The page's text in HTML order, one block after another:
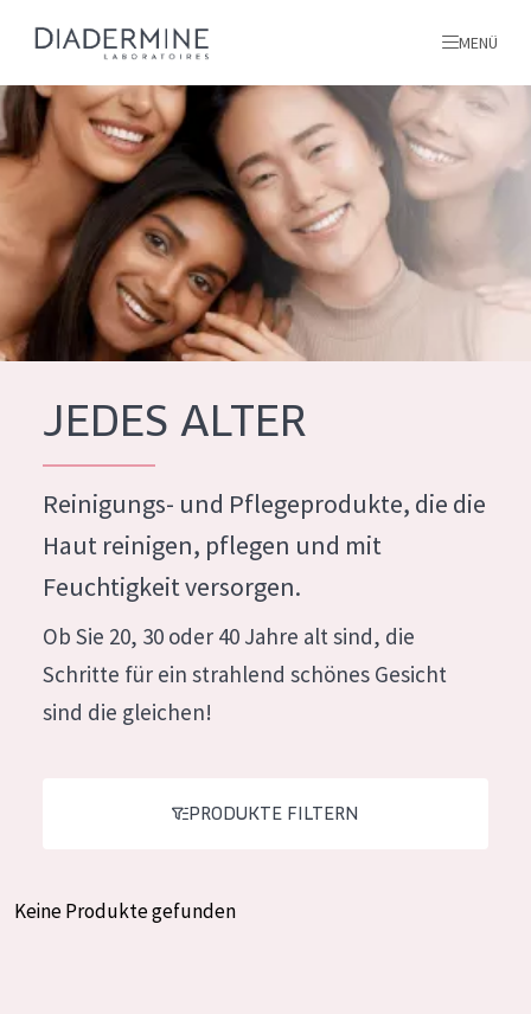
PRODUKTTYP
Feuchtigkeit und Ausstrahlung
Faltenreduzierung
Hautregeneration
Hautstraffung
ALLE PRODUKTE
Alle produkte
MENÜ
Startseite
inhaltsstoffe
Über uns
Inspiration
Kontakt
French
Greek
JEDES ALTER
Reinigungs- und Pflegeprodukte, die die
Haut reinigen, pflegen und mit
Feuchtigkeit versorgen.
Ob Sie 20, 30 oder 40 Jahre alt sind, die
Schritte für ein strahlend schönes Gesicht
sind die gleichen!
PRODUKTE FILTERN
Keine Produkte gefunden